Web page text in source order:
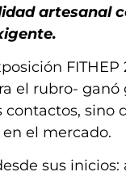
artesanal
el rubro-
sino
el mercado.
sus inicios: